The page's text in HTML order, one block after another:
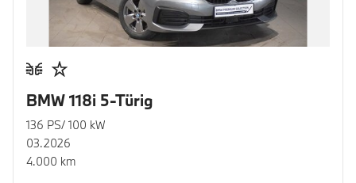
BMW 118i 5-Türig
136 PS/ 100 kW
03.2026
4.000 km